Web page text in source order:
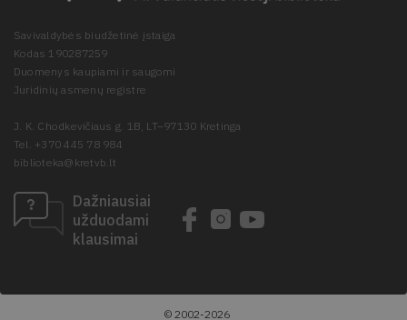
Savivaldybės biudžetinė įstaiga
Kodas 190287259
Duomenys kaupiami ir saugomi
Juridinių asmenų registre
J. K. Chodkevičiaus g. 1B, LT–97130 Kretinga
Tel. +370 445 78 984
biblioteka@kretvb.lt
Dažniausiai
užduodami
klausimai
© 2002-2026